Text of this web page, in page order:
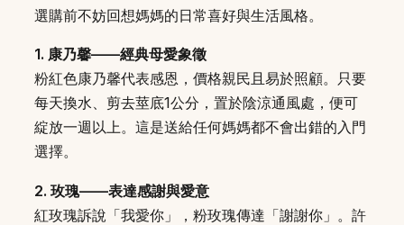
選購前不妨回想媽媽的日常喜好與生活風格。
1. 康乃馨——經典母愛象徵
粉紅色康乃馨代表感恩，價格親民且易於照顧。只要
每天換水、剪去莖底1公分，置於陰涼通風處，便可
綻放一週以上。這是送給任何媽媽都不會出錯的入門
選擇。
2. 玫瑰——表達感謝與愛意
紅玫瑰訴說「我愛你」，粉玫瑰傳達「謝謝你」。許